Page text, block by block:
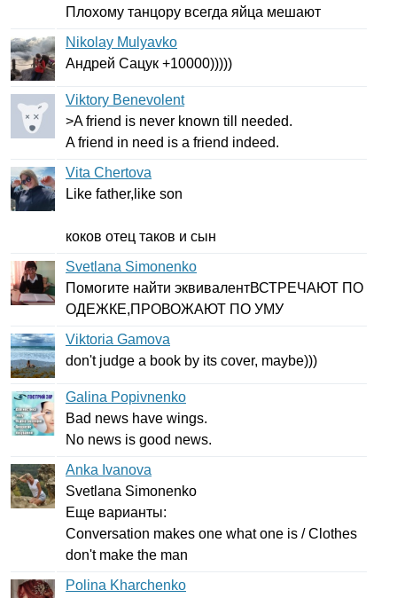
Плохому танцору всегда яйца мешают
Nikolay Mulyavko
Андрей Сацук +10000)))))
Viktory Benevolent
>A friend is never known till needed.
A friend in need is a friend indeed.
Vita Chertova
Like father, like son
коков отец таков и сын
Svetlana Simonenko
Помогите найти эквивалентВСТРЕЧАЮТ ПО
ОДЕЖКЕ,ПРОВОЖАЮТ ПО УМУ
Viktoria Gamova
don't judge a book by its cover, maybe)))
Galina Popivnenko
Bad news have wings.
No news is good news.
Anka Ivanova
Svetlana Simonenko
Еще варианты:
Conversation makes one what one is /Clothes
don't make the man
Polina Kharchenko